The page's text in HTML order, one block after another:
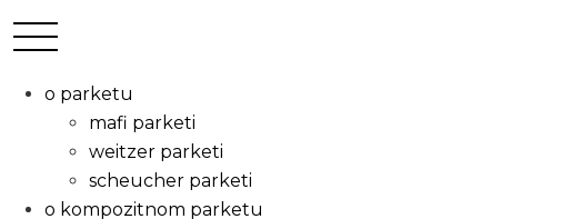
o parketu
mafi parketi
weitzer parketi
scheucher parketi
o kompozitnom parketu